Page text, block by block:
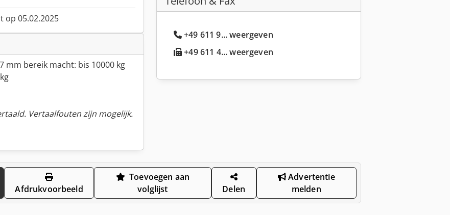
op 05.02.2025
mm bereik macht: bis 10000 kg
Vertaalfouten zijn mogelijk.
+49 611 9... weergeven
+49 611 4... weergeven
Afdrukvoorbeeld
Toevoegen aan
volglijst
Delen
Advertentie
melden